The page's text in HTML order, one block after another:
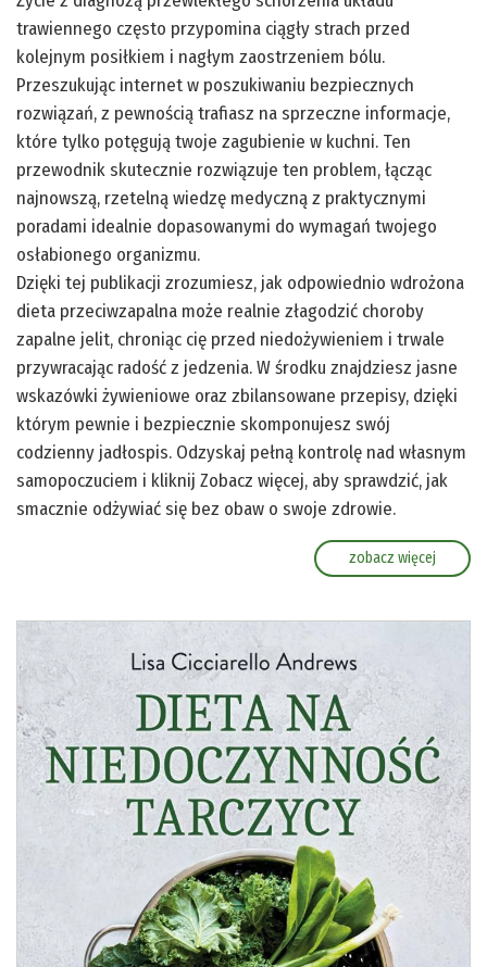
trawiennego często przypomina ciągły strach przed
kolejnym posiłkiem i nagłym zaostrzeniem bólu.
Przeszukując internet w poszukiwaniu bezpiecznych
rozwiązań, z pewnością trafiasz na sprzeczne informacje,
które tylko potęgują twoje zagubienie w kuchni. Ten
przewodnik skutecznie rozwiązuje ten problem, łącząc
najnowszą, rzetelną wiedzę medyczną z praktycznymi
poradami idealnie dopasowanymi do wymagań twojego
osłabionego organizmu.
Dzięki tej publikacji zrozumiesz, jak odpowiednio wdrożona
dieta przeciwzapalna może realnie złagodzić choroby
zapalne jelit, chroniąc cię przed niedożywieniem i trwale
przywracając radość z jedzenia. W środku znajdziesz jasne
wskazówki żywieniowe oraz zbilansowane przepisy, dzięki
którym pewnie i bezpiecznie skomponujesz swój
codzienny jadłospis. Odzyskaj pełną kontrolę nad własnym
samopoczuciem i kliknij Zobacz więcej, aby sprawdzić, jak
smacznie odżywiać się bez obaw o swoje zdrowie.
zobacz więcej